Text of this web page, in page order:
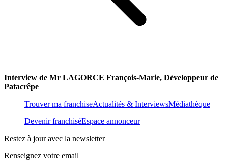
Interview de Mr LAGORCE François-Marie, Développeur de
Patacrêpe
Trouver ma franchiseActualités & InterviewsMédiathèque
Devenir franchiséEspace annonceur
Restez à jour avec la newsletter
Renseignez votre email